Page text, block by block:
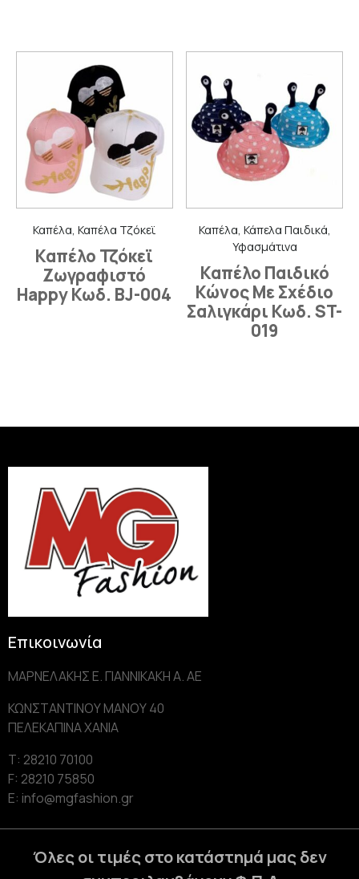
Καπέλα, Καπέλα Τζόκεϊ
Καπέλο Τζόκεϊ
Ζωγραφιστό
Happy Κωδ. BJ-004
Καπέλα, Κάπελα Παιδικά,
Υφασμάτινα
Καπέλο Παιδικό
Κώνος Με Σχέδιο
Σαλιγκάρι Κωδ. ST-
019
Επικοινωνία
ΜΑΡΝΕΛΑΚΗΣ Ε. ΓΙΑΝΝΙΚΑΚΗ Α. AE
ΚΩΝΣΤΑΝΤΙΝΟΥ ΜΑΝΟΥ 40
ΠΕΛΕΚΑΠΙΝΑ ΧΑΝΙΑ
Τ: 28210 70100
F: 28210 75850
Ε: info@mgfashion.gr
Όλες οι τιμές στο κατάστημά μας δεν